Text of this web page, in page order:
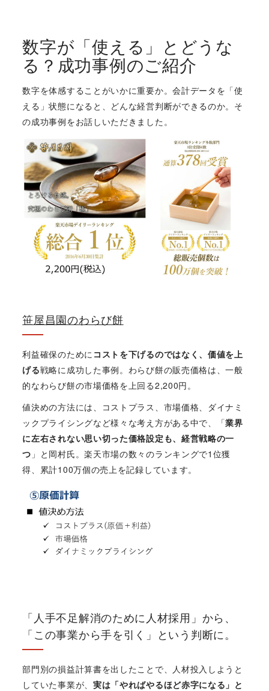
数字が「使える」とどうな
る？成功事例のご紹介
数字を体感することがいかに重要か。会計データを「使
える」状態になると、どんな経営判断ができるのか。そ
の成功事例をお話しいただきました。
笹屋昌園のわらび餅
利益確保のために コストを下げるのではなく、価値を上
げる戦略に成功した事例。わらび餅の販売価格は、一般
的なわらび餅の市場価格を上回る2,200円。
値決めの方法には、コストプラス、市場価格、ダイナミ
ックプライシングなど様々な考え方がある中で、「業界
に左右されない思い切った価格設定も、経営戦略の一
つ 」と岡村氏。楽天市場の数々のランキングで1位獲
得、累計100万個の売上を記録しています。
「人手不足解消のために人材採用」から、
「この事業から手を引く」という判断に。
部門別の損益計算書を出したことで、人材投入しようと
していた事業が、 実は「やればやるほど赤字になる」と